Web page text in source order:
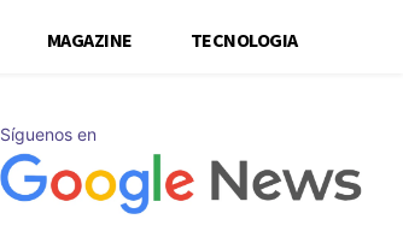
MAGAZINE TECNOLOGIA
Síguenos en